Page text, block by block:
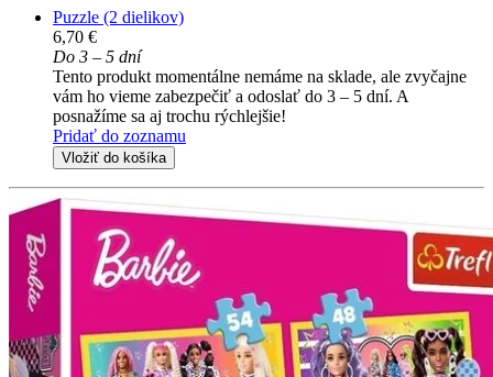
Puzzle (2 dielikov)
6,70 €
Do 3 – 5 dní
Tento produkt momentálne nemáme na sklade, ale zvyčajne
vám ho vieme zabezpečiť a odoslať do 3 – 5 dní. A
posnažíme sa aj trochu rýchlejšie!
Pridať do zoznamu
Vložiť do košíka